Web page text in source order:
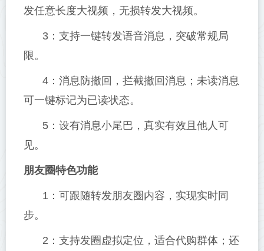
发任意长度大视频，无损转发大视频。
3：支持一键转发语音消息，突破常规局
限。
4：消息防撤回，拦截撤回消息；未读消息
可一键标记为已读状态。
5：设有消息小尾巴，真实有效且他人可
见。
朋友圈特色功能
1：可跟随转发朋友圈内容，实现实时同
步。
2：支持发圈虚拟定位，适合代购群体；还